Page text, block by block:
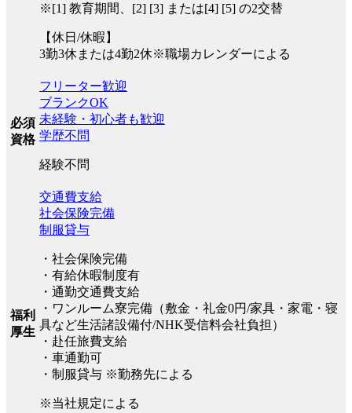
※[1] 教育期間、[2] [3] または[4] [5] の2交替
【休日/休暇】
3勤3休または4勤2休※職場カレンダーによる
必須
資格
フリーター歓迎
ブランクOK
未経験・初心者も歓迎
学歴不問
経験不問
福利
厚生
交通費支給
社会保険完備
制服貸与
・社会保険完備
・有給休暇制度有
・通勤交通費支給
・ワンルーム寮完備（敷金・礼金0円/家具・家電・寝
具など生活諸設備付/NHK受信料会社負担）
・赴任旅費支給
・車通勤可
・制服貸与 ※勤務先による
※当社規定による